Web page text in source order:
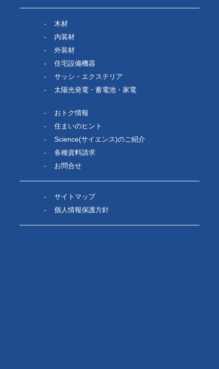
木材
内装材
外装材
住宅設備機器
サッシ・エクステリア
太陽光発電・蓄電池・家電
おトク情報
住まいのヒント
Science(サイエンス)のご紹介
各種資料請求
お問合せ
サイトマップ
個人情報保護方針